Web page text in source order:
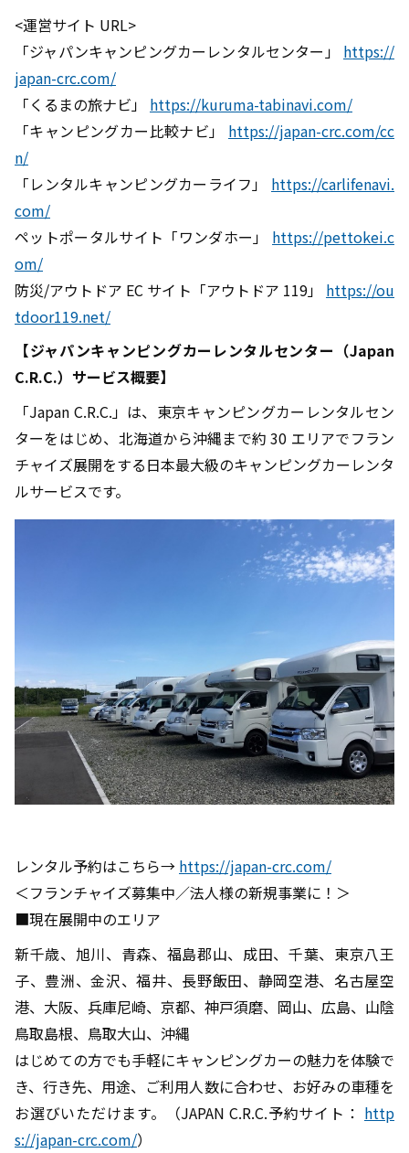
<運営サイト URL>
「ジャパンキャンピングカーレンタルセンター」 https://
japan-crc.com/
「くるまの旅ナビ」 https://kuruma-tabinavi.com/
「キャンピングカー比較ナビ」 https://japan-crc.com/cc
n/
「レンタルキャンピングカーライフ」 https://carlifenavi.
com/
ペットポータルサイト「ワンダホー」 https://pettokei.c
om/
防災/アウトドア EC サイト「アウトドア 119」 https://ou
tdoor119.net/
【ジャパンキャンピングカーレンタルセンター（Japan
C.R.C.）サービス概要】
「Japan C.R.C.」は、東京キャンピングカーレンタルセン
ターをはじめ、北海道から沖縄まで約 30 エリアでフラン
チャイズ展開をする日本最大級のキャンピングカーレンタ
ルサービスです。
レンタル予約はこちら→ https://japan-crc.com/
＜フランチャイズ募集中／法人様の新規事業に！＞
■現在展開中のエリア
新千歳、旭川、青森、福島郡山、成田、千葉、東京八王
子、豊洲、金沢、福井、長野飯田、静岡空港、名古屋空
港、大阪、兵庫尼崎、京都、神戸須磨、岡山、広島、山陰
鳥取島根、鳥取大山、沖縄
はじめての方でも手軽にキャンピングカーの魅力を体験で
き、行き先、用途、ご利用人数に合わせ、お好みの車種を
お選びいただけます。（JAPAN C.R.C.予約サイト： http
s://japan-crc.com/）